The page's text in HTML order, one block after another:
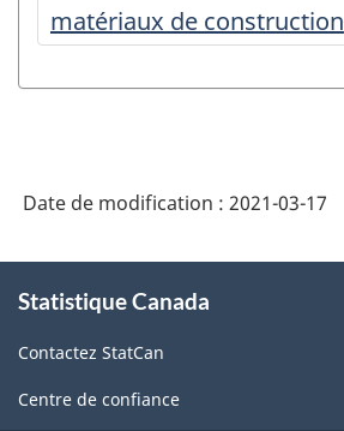
matériaux de construction
Date de modification : 2021-03-17
propos
ce
site
Statistique Canada
Contactez StatCan
Centre de confiance